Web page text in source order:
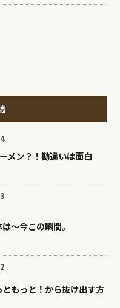
メン？！勘違いは面白
〜今この瞬間。
もっと！から抜け出す方